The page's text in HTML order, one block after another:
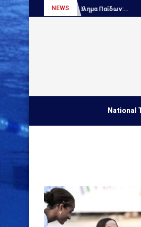
NEWS
Παγκόσμιο πρωτάθλημα Παίδων:...
National